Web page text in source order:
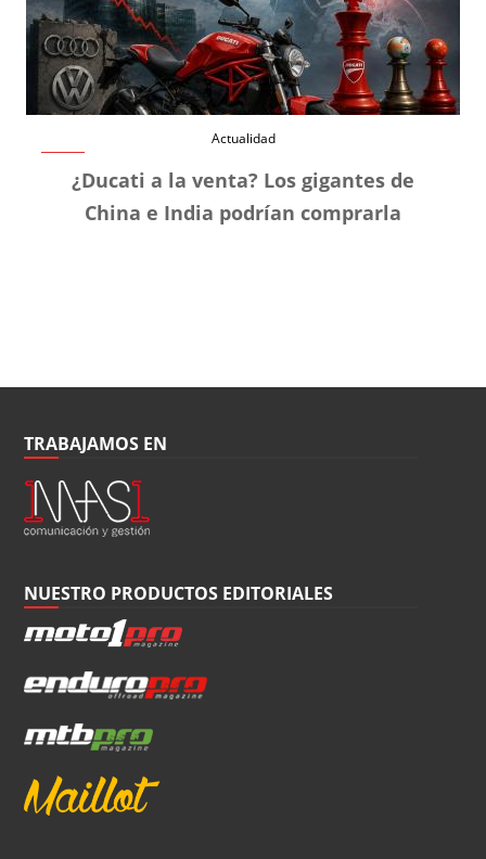
Actualidad
¿Ducati a la venta? Los gigantes de
China e India podrían comprarla
TRABAJAMOS EN
NUESTRO PRODUCTOS EDITORIALES